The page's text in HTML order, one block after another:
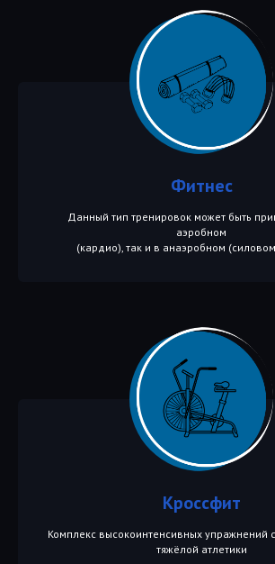
Фитнес
Данный тип тренировок может быть
аэробном
(кардио), так и в анаэробном
Кроссфит
Комплекс высокоинтенсивных упражнений
тяжёлой атлетики